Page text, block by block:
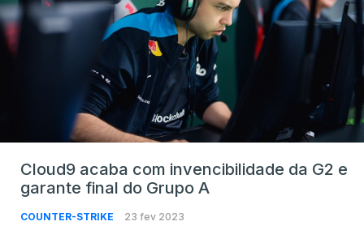
Cloud9 acaba com invencibilidade da G2 e
garante final do Grupo A
COUNTER-STRIKE 23 fev 2023